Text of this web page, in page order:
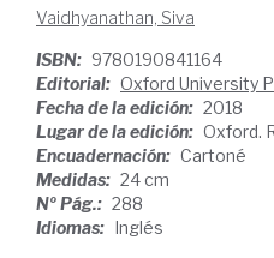
Vaidhyanathan, Siva
ISBN: 9780190841164
Editorial: Oxford University
Fecha de la edición: 2018
Lugar de la edición: Oxford.
Encuadernación: Cartoné
Medidas: 24 cm
Nº Pág.: 288
Idiomas: Inglés